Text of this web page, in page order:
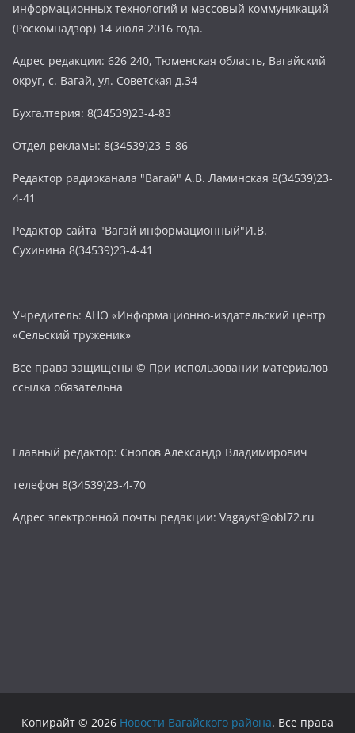
информационных технологий и массовый коммуникаций
(Роскомнадзор) 14 июля 2016 года.
Адрес редакции: 626 240, Тюменская область, Вагайский
округ, с. Вагай, ул. Советская д.34
Бухгалтерия: 8(34539)23-4-83
Отдел рекламы: 8(34539)23-5-86
Редактор радиоканала "Вагай" А.В. Ламинская 8(34539)23-
4-41
Редактор сайта "Вагай информационный"И.В.
Сухинина 8(34539)23-4-41
Учредитель: АНО «Информационно-издательский центр
«Сельский труженик»
Все права защищены © При использовании материалов
ссылка обязательна
Главный редактор: Снопов Александр Владимирович
телефон 8(34539)23-4-70
Адрес электронной почты редакции: Vagayst@obl72.ru
Копирайт © 2026 Новости Вагайского района. Все права